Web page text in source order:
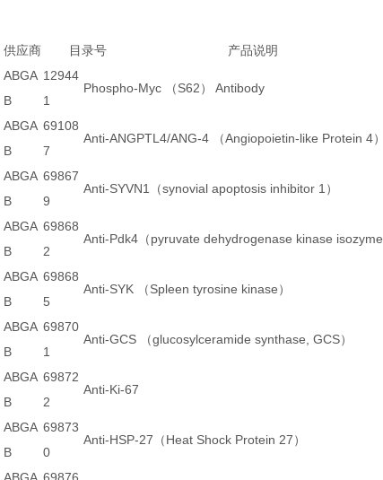
供应商 目录号 产品说明
ABGA
B
12944
1
Phospho-Myc （S62） Antibody
ABGA
B
69108
7
Anti-ANGPTL4/ANG-4 （Angiopoietin-like Protein 4）
ABGA
B
69867
9
Anti-SYVN1（synovial apoptosis inhibitor 1）
ABGA
B
69868
2
Anti-Pdk4（pyruvate dehydrogenase kinase isozyme
ABGA
B
69868
5
Anti-SYK （Spleen tyrosine kinase）
ABGA
B
69870
1
Anti-GCS （glucosylceramide synthase, GCS）
ABGA
B
69872
2
Anti-Ki-67
ABGA
B
69873
0
Anti-HSP-27（Heat Shock Protein 27）